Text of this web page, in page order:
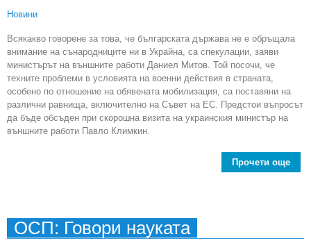
Новини
Всякакво говорене за това, че българската държава не е обръщала
внимание на сънародниците ни в Украйна, са спекулации, заяви
министърът на външните работи Даниел Митов. Той посочи, че
техните проблеми в условията на военни действия в страната,
особено по отношение на обявената мобилизация, са поставяни на
различни равнища, включително на Съвет на ЕС. Предстои въпросът
да бъде обсъден при скорошна визита на украинския министър на
външните работи Павло Климкин.
Прочети още
ОСП: Говори науката